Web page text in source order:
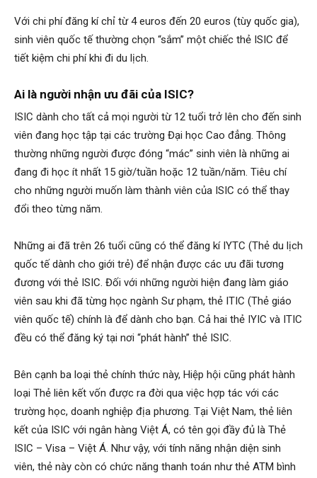
Với chi phí đăng kí chỉ từ 4 euros đến 20 euros (tùy quốc gia),
sinh viên quốc tế thường chọn “sắm” một chiếc thẻ ISIC để
tiết kiệm chi phí khi đi du lịch.
Ai là người nhận ưu đãi của ISIC?
ISIC dành cho tất cả mọi người từ 12 tuổi trở lên cho đến sinh
viên đang học tập tại các trường Đại học Cao đẳng. Thông
thường những người được đóng “mác” sinh viên là những ai
đang đi học ít nhất 15 giờ/tuần hoặc 12 tuần/năm. Tiêu chí
cho những người muốn làm thành viên của ISIC có thể thay
đổi theo từng năm.
Những ai đã trên 26 tuổi cũng có thể đăng kí IYTC (Thẻ du lịch
quốc tế dành cho giới trẻ) để nhận được các ưu đãi tương
đương với thẻ ISIC. Đối với những người hiện đang làm giáo
viên sau khi đã từng học ngành Sư phạm, thẻ ITIC (Thẻ giáo
viên quốc tế) chính là để dành cho bạn. Cả hai thẻ IYIC và ITIC
đều có thể đăng ký tại nơi “phát hành” thẻ ISIC.
Bên cạnh ba loại thẻ chính thức này, Hiệp hội cũng phát hành
loại Thẻ liên kết vốn được ra đời qua việc hợp tác với các
trường học, doanh nghiệp địa phương. Tại Việt Nam, thẻ liên
kết của ISIC với ngân hàng Việt Á, có tên gọi đầy đủ là Thẻ
ISIC – Visa – Việt Á. Như vậy, với tính năng nhận diện sinh
viên, thẻ này còn có chức năng thanh toán như thẻ ATM bình